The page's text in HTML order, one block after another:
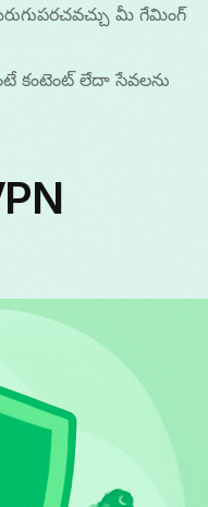
మీ గేమింగ్
కంటెంట్ లేదా సేవలను